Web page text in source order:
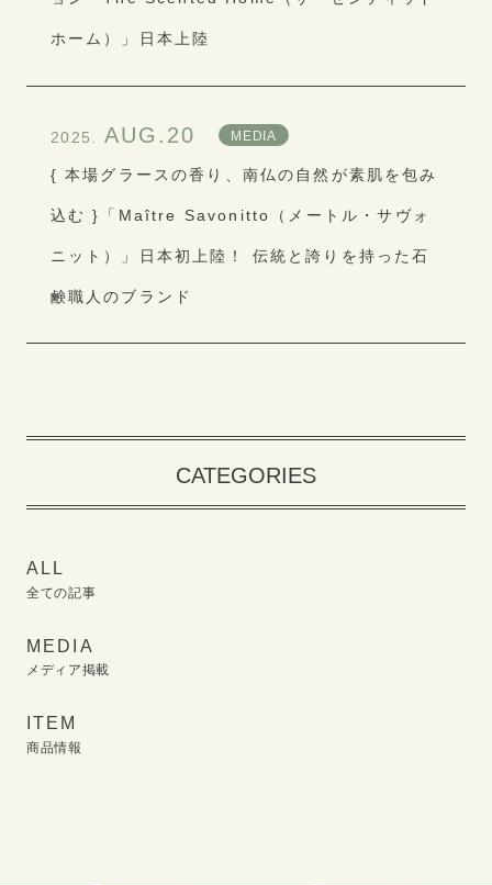
ホーム）」日本上陸
2025. AUG.20 MEDIA
{ 本場グラースの香り、南仏の自然が素肌を包み
込む }「Maître Savonitto（メートル・サヴォ
ニット）」日本初上陸！ 伝統と誇りを持った石
鹸職人のブランド
CATEGORIES
ALL
全ての記事
MEDIA
メディア掲載
ITEM
商品情報